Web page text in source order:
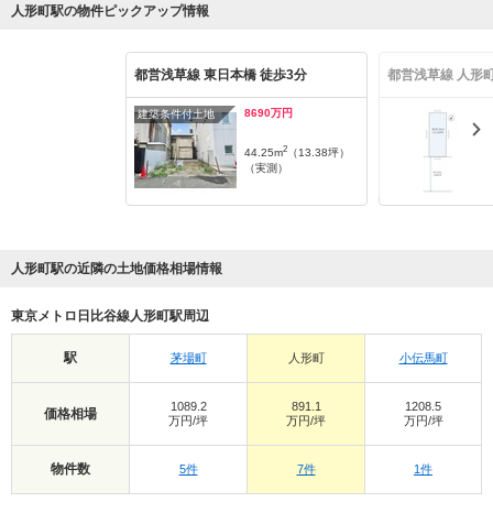
人形町駅の物件ピックアップ情報
都営浅草線 東日本橋 徒歩3分
建築条件付土地 8690万円
44.25m2 （13.38坪）
（実測）
都営浅草線 人形
人形町駅の近隣の土地価格相場情報
東京メトロ日比谷線人形町駅周辺
駅 茅場町 人形町 小伝馬町
価格相場
1089.2
万円/坪
891.1
万円/坪
1208.5
万円/坪
物件数 5件 7件 1件